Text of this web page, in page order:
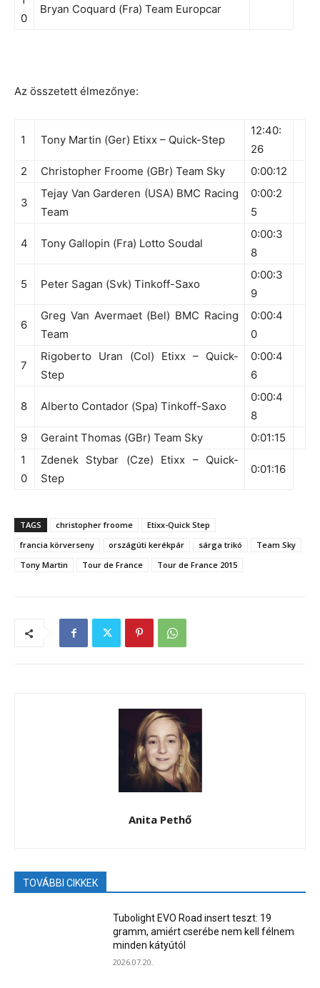
0
Bryan Coquard (Fra) Team Europcar
Az összetett élmezőnye:
1 Tony Martin (Ger) Etixx – Quick-Step
12:40:
26
2
Christopher Froome (GBr) Team Sky 0:00:12
3
Tejay Van Garderen (USA) BMC Racing
Team
0:00:2
5
4 Tony Gallopin (Fra) Lotto Soudal
0:00:3
8
5 Peter Sagan (Svk) Tinkoff-Saxo
0:00:3
9
6
Greg Van Avermaet (Bel) BMC Racing
Team
0:00:4
0
7
Rigoberto Uran (Col) Etixx – Quick-
Step
0:00:4
6
8 Alberto Contador (Spa) Tinkoff-Saxo
0:00:4
8
9
Geraint Thomas (GBr) Team Sky
0:01:15
1
0
Zdenek Stybar (Cze) Etixx – Quick-
Step
0:01:16
TAGS christopher froome
Etixx-Quick Step
francia körverseny
országúti kerékpár sárga trikó
Team Sky
Tony Martin
Tour de France Tour de France 2015
Anita Pethő
TOVÁBBI CIKKEK
Tubolight EVO Road insert teszt: 19
gramm, amiért cserébe nem kell félnem
minden kátyútól
2026.07.20.